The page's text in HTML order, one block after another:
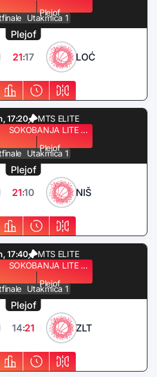
Plejof
Utakmica 1
21:17 LOĆ
Plejof
17:20
MTS ELITE
SOKOBANJA LITE QUEST
Plejof
Utakmica 1
21:10 NIŠ
Plejof
17:40
MTS ELITE
SOKOBANJA LITE QUEST
Plejof
Utakmica 1
14:21 ZLT
Plejof